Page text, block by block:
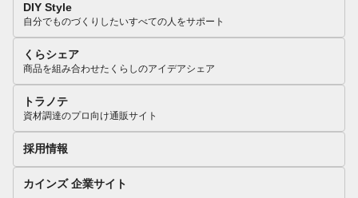
DIY Style
自分でものづくりしたいすべての人をサポート
くらシェア
商品を組み合わせたくらしのアイデアシェア
トラノテ
資材調達のプロ向け通販サイト
採用情報
カインズ 企業サイト